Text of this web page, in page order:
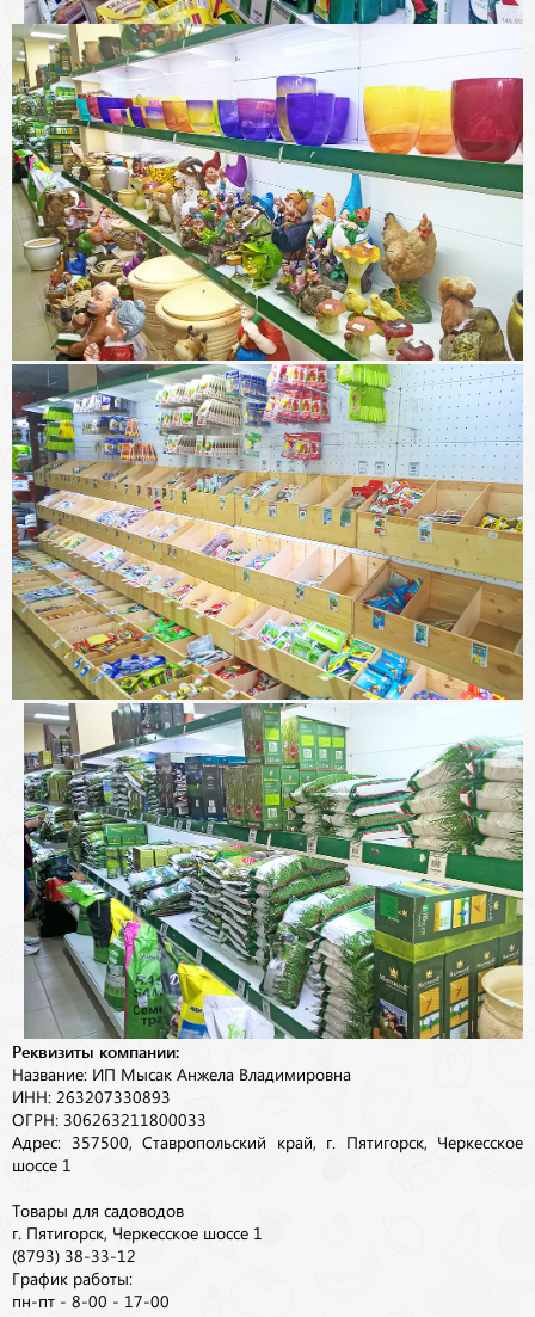
Реквизиты компании:
Название: ИП Мысак Анжела Владимировна
ИНН: 263207330893
ОГРН: 306263211800033
Адрес: 357500, Ставропольский край, г. Пятигорск, Черкесское
шоссе 1
Товары для садоводов
г. Пятигорск, Черкесское шоссе 1
(8793) 38-33-12
График работы:
пн-пт - 8-00 - 17-00